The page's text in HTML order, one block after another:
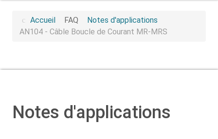
Accueil FAQ
Notes d'applications
AN104 - Câble Boucle de Courant MR-MRS
Notes d'applications